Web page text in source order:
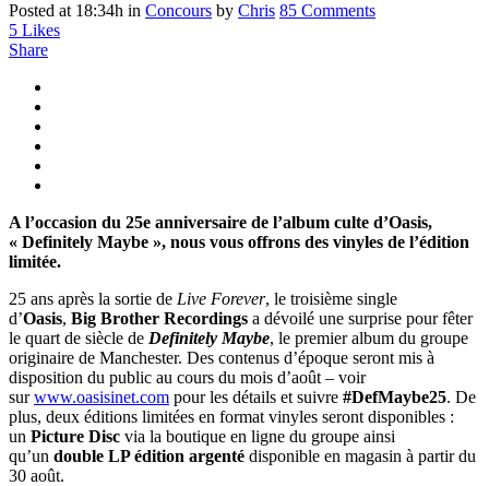
Posted at 18:34h in Concours by Chris 85 Comments
5 Likes
Share
A l’occasion du 25e anniversaire de l’album culte d’Oasis,
« Definitely Maybe », nous vous offrons des vinyles de l’édition
limitée.
25 ans après la sortie de Live Forever, le troisième single
d’Oasis, Big Brother Recordings a dévoilé une surprise pour fêter
le quart de siècle de Definitely Maybe, le premier album du groupe
originaire de Manchester. Des contenus d’époque seront mis à
disposition du public au cours du mois d’août – voir
surwww.oasisinet.com pour les détails et suivre #DefMaybe25. De
plus, deux éditions limitées en format vinyles seront disponibles :
un Picture Disc via la boutique en ligne du groupe ainsi
qu’un double LP édition argenté disponible en magasin à partir du
30 août.